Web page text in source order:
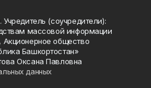
(соучредители):
массовой информации
Акционерное общество
Башкортостан»
Оксана Павловна
данных